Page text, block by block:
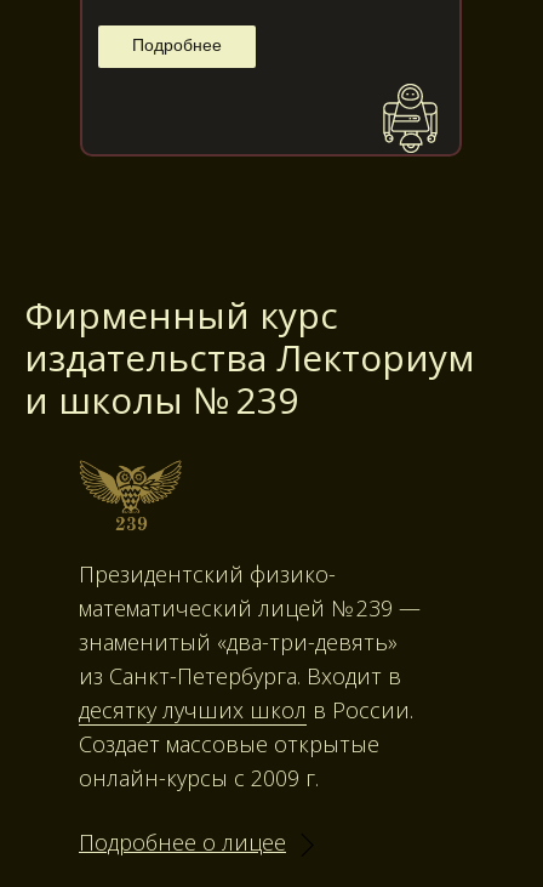
Подробнее
Фирменный курс
издательства Лекториум
и школы № 239
Президентский физико-
математический лицей № 239 —
знаменитый «два-три-девять»
из Санкт-Петербурга. Входит в
десятку лучших школ в России.
Создает массовые открытые
онлайн-курсы с 2009 г.
Подробнее о лицее
IT История